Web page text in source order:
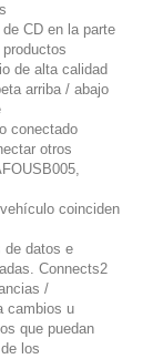
CD en la parte
de alta calidad
arriba / abajo
conectado
otros
coinciden
de datos e
Connects2
/
cambios u
que puedan
los